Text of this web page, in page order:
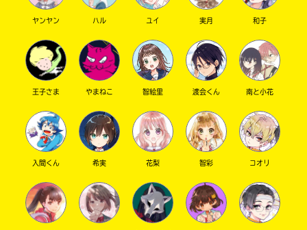
キーワードから探す
オフィシャルアカウント
ヤンヤン ハル ユイ 実月 和子
王子さま やまねこ 智絵里 渡会くん 南と小花
入間くん 希実 花梨 智彩 コオリ